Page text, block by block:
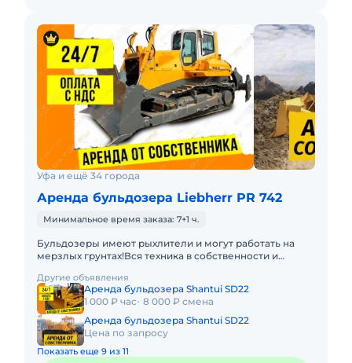
Уфа и ещё 34 города
Аренда бульдозера Liebherr PR 742
Минимальное время заказа: 7+1 ч.
Бульдозеры имеют рыхлители и могут работать на
мерзлых грунтах!Вся техника в собственности и
механизаторами с опытом работ на
Другие объявления
Аренда бульдозера Shantui SD22
1 000 ₽ час 8 000 ₽ смена
Аренда бульдозера Shantui SD22
Цена по запросу
Показать еще 9 из 11